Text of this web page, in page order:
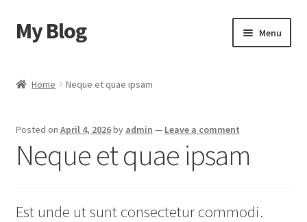
Skip
to
Skip
to
My Blog Menu
Checkout
My account
Sample Page
Home Neque et quae ipsam
Posted on April 4, 2026by admin — Leave a comment
Neque et quae ipsam
Est unde ut sunt consectetur commodi.